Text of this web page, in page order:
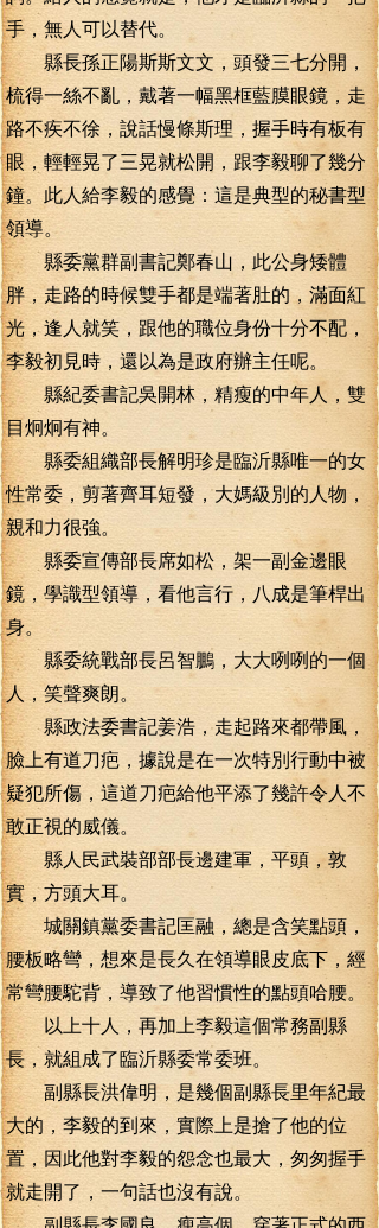
手，無人可以替代。
縣長孫正陽斯斯文文，頭發三七分開，
梳得一絲不亂，戴著一幅黑框藍膜眼鏡，走
路不疾不徐，說話慢條斯理，握手時有板有
眼，輕輕晃了三晃就松開，跟李毅聊了幾分
鐘。此人給李毅的感覺：這是典型的秘書型
領導。
縣委黨群副書記鄭春山，此公身矮體
胖，走路的時候雙手都是端著肚的，滿面紅
光，逢人就笑，跟他的職位身份十分不配，
李毅初見時，還以為是政府辦主任呢。
縣紀委書記吳開林，精瘦的中年人，雙
目炯炯有神。
縣委組織部長解明珍是臨沂縣唯一的女
性常委，剪著齊耳短發，大媽級別的人物，
親和力很強。
縣委宣傳部長席如松，架一副金邊眼
鏡，學識型領導，看他言行，八成是筆桿出
身。
縣委統戰部長呂智鵬，大大咧咧的一個
人，笑聲爽朗。
縣政法委書記姜浩，走起路來都帶風，
臉上有道刀疤，據說是在一次特別行動中被
疑犯所傷，這道刀疤給他平添了幾許令人不
敢正視的威儀。
縣人民武裝部部長邊建軍，平頭，敦
實，方頭大耳。
城關鎮黨委書記匡融，總是含笑點頭，
腰板略彎，想來是長久在領導眼皮底下，經
常彎腰駝背，導致了他習慣性的點頭哈腰。
以上十人，再加上李毅這個常務副縣
長，就組成了臨沂縣委常委班。
副縣長洪偉明，是幾個副縣長里年紀最
大的，李毅的到來，實際上是搶了他的位
置，因此他對李毅的怨念也最大，匆匆握手
就走開了，一句話也沒有說。